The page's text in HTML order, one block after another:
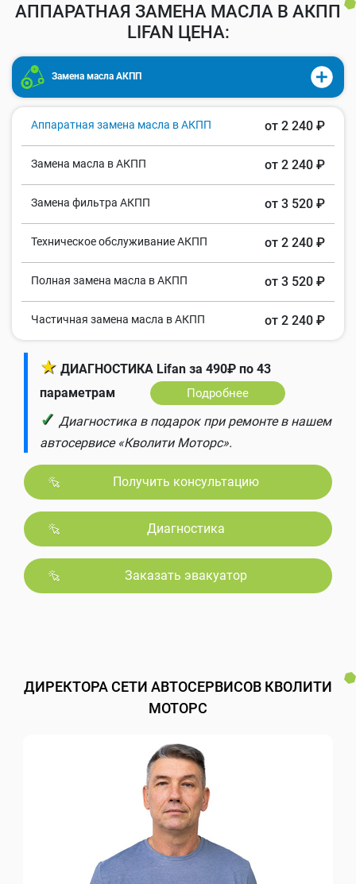
АППАРАТНАЯ ЗАМЕНА МАСЛА В АКПП
LIFAN ЦЕНА:
Замена масла АКПП
Аппаратная замена масла в АКПП от 2 240 ₽
Замена масла в АКПП от 2 240 ₽
Замена фильтра АКПП от 3 520 ₽
Техническое обслуживание АКПП от 2 240 ₽
Полная замена масла в АКПП от 3 520 ₽
Частичная замена масла в АКПП от 2 240 ₽
★ ДИАГНОСТИКА Lifan за 490₽ по 43
параметрам
Подробнее
✓ Диагностика в подарок при ремонте в нашем
автосервисе «Кволити Моторс».
Получить консультацию
Диагностика
Заказать эвакуатор
ДИРЕКТОРА СЕТИ АВТОСЕРВИСОВ КВОЛИТИ
МОТОРС